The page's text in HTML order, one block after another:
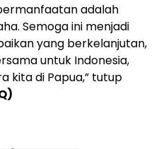
adalah
Semoga ini menjadi
yang berkelanjutan,
untuk Indonesia,
kita di Papua,” tutup